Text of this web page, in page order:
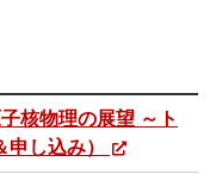
核物理の展望 ～ト
し込み）